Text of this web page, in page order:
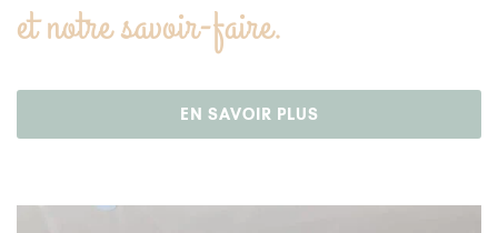
et notre savoir-faire.
EN SAVOIR PLUS